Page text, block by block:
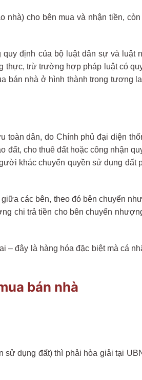
cho bên mua và nhận tiền,
định của bộ luật dân sự và luật
trừ trường hợp pháp luật có
nhà ở hình thành trong tương
dân, do Chính phủ đại diện
cho thuê đất hoặc công nhận
khác chuyển quyền sử dụng đất
các bên, theo đó bên chuyển
chi trả tiền cho bên chuyển
đây là hàng hóa đặc biệt mà cá
bán nhà
dụng đất) thì phải hòa giải tại